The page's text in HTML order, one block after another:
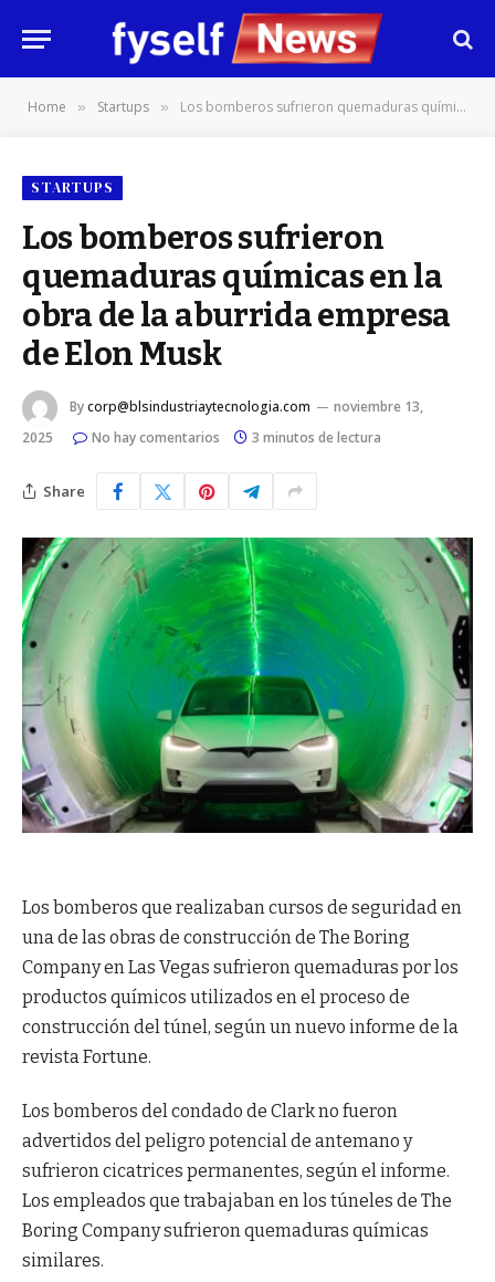
Home » Startups » Los bomberos sufrieron quemaduras químicas en la obra de la aburrida empresa de Elon Musk
STARTUPS
Los bomberos sufrieron
quemaduras químicas en la
obra de la aburrida empresa
de Elon Musk
Bycorp@blsindustriaytecnologia.com
noviembre 13,
2025
No hay comentarios 3 minutos de lectura
Share
Los bomberos que realizaban cursos de seguridad en
una de las obras de construcción de The Boring
Company en Las Vegas sufrieron quemaduras por los
productos químicos utilizados en el proceso de
construcción del túnel, según un nuevo informe de la
revista Fortune.
Los bomberos del condado de Clark no fueron
advertidos del peligro potencial de antemano y
sufrieron cicatrices permanentes, según el informe.
Los empleados que trabajaban en los túneles de The
Boring Company sufrieron quemaduras químicas
similares.